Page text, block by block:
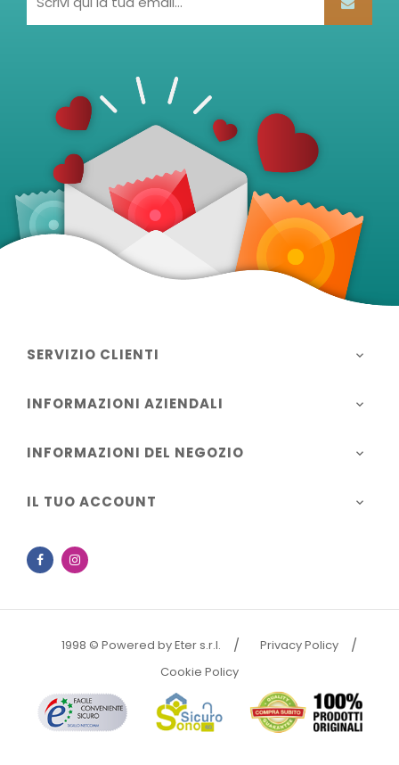
SERVIZIO CLIENTI 
INFORMAZIONI AZIENDALI 
INFORMAZIONI DEL NEGOZIO 
IL TUO ACCOUNT 
Facebook
1998 © Powered by Eter s.r.l.
Privacy Policy
Cookie Policy